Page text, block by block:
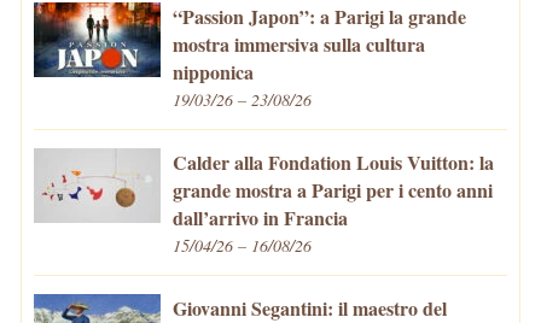
“Passion Japon”: a Parigi la grande
mostra immersiva sulla cultura
nipponica
19/03/26 – 23/08/26
Calder alla Fondation Louis Vuitton: la
grande mostra a Parigi per i cento anni
dall’arrivo in Francia
15/04/26 – 16/08/26
Giovanni Segantini: il maestro del